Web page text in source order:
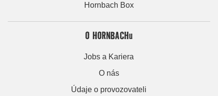
Hornbach Box
O HORNBACHu
Jobs a Kariera
O nás
Údaje o provozovateli